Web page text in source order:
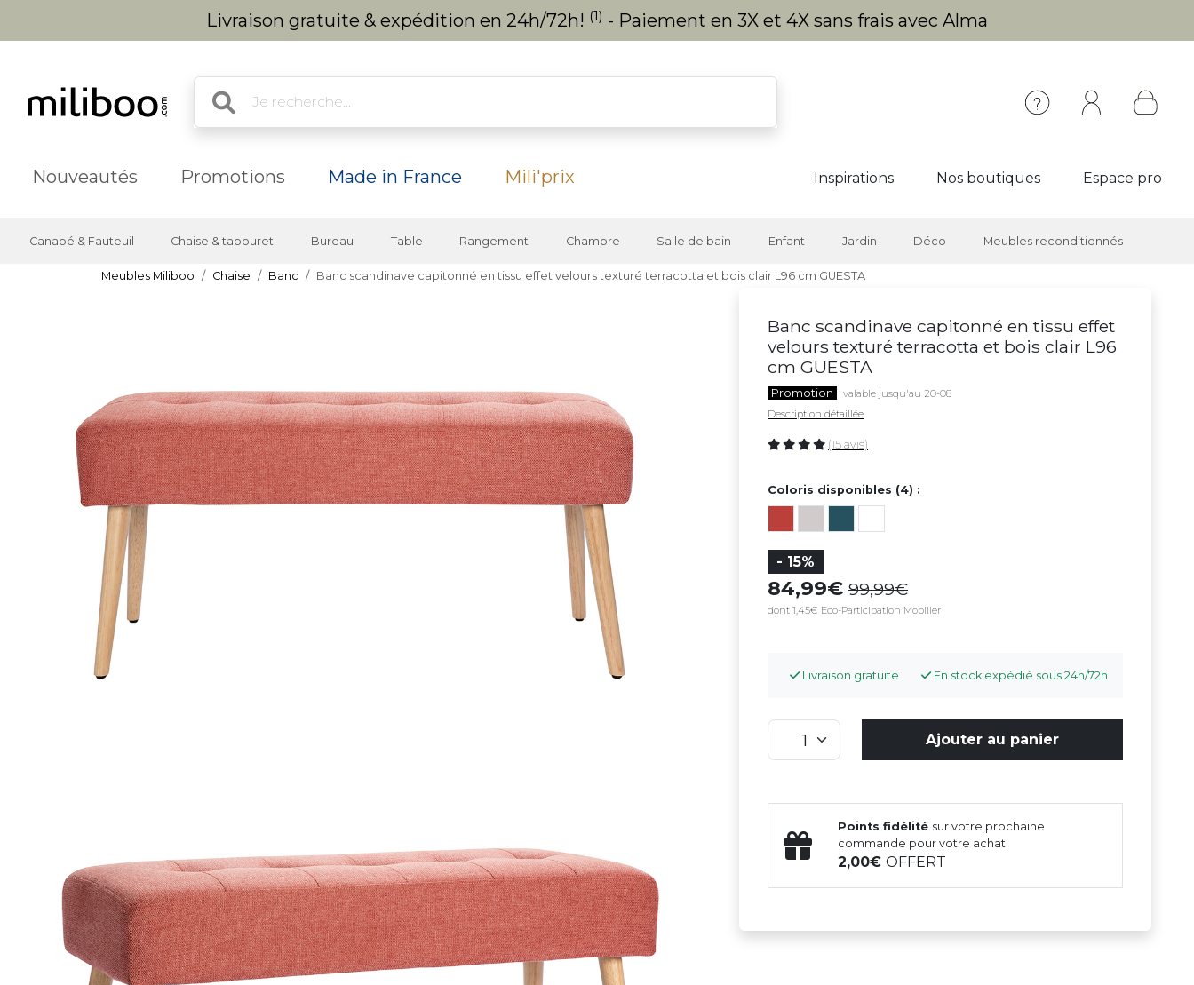
Livraison gratuite & expédition en 24h/72h! (1) - Paiement en 3X et 4X sans frais avec Alma
Nouveautés Promotions Made in France Mili'prix Inspirations Nos boutiques Espace pro
Canapé & Fauteuil Chaise & tabouret Bureau Table Rangement Chambre Salle de bain Enfant Jardin Déco Meubles reconditionnés
Meubles Miliboo Chaise Banc Banc scandinave capitonné en tissu effet velours texturé terracotta et bois clair L96 cm GUESTA
Banc scandinave capitonné en tissu effet
velours texturé terracotta et bois clair L96
cm GUESTA
Promotion
valable jusqu'au 20-08
Description détaillée
(15 avis)
Coloris disponibles (4) :
- 15%
84,99 99,99
dont 1,45€ Eco-Participation Mobilier
Livraison gratuite En stock expédié sous 24h/72h
Ajouter au panier
Points fidélité sur votre prochaine
commande pour votre achat
2,00OFFERT